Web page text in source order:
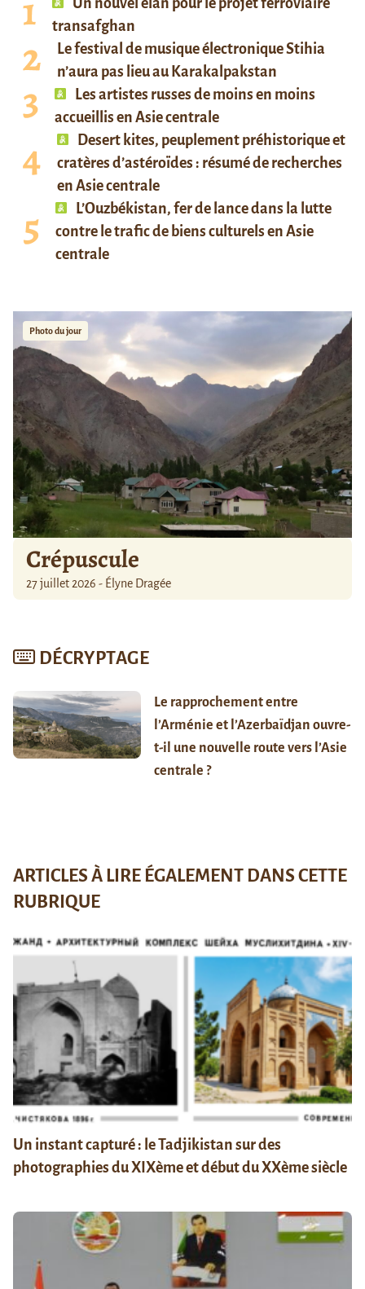
Un nouvel élan pour le projet ferroviaire
transafghan
Le festival de musique électronique Stihia
n’aura pas lieu au Karakalpakstan
Les artistes russes de moins en moins
accueillis en Asie centrale
Desert kites, peuplement préhistorique et
cratères d’astéroïdes : résumé de recherches
en Asie centrale
L’Ouzbékistan, fer de lance dans la lutte
contre le trafic de biens culturels en Asie
centrale
Photo du jour
Crépuscule
27 juillet 2026 - Élyne Dragée
DÉCRYPTAGE
Le rapprochement entre
l’Arménie et l’Azerbaïdjan ouvre-
t-il une nouvelle route vers l’Asie
centrale ?
ARTICLES À LIRE ÉGALEMENT DANS CETTE
RUBRIQUE
Un instant capturé : le Tadjikistan sur des
photographies du XIXème et début du XXème siècle